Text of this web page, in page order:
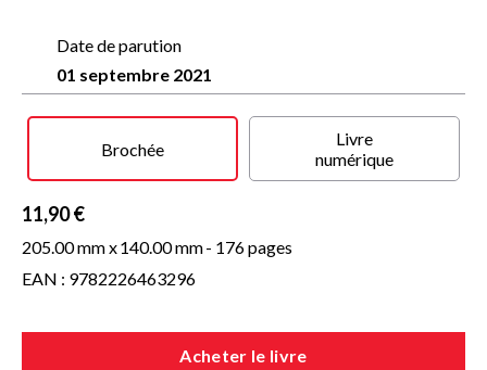
sont les plans des ravisseurs ? Les deux agents n’ont que peu
de temps ! Cette mission risque d’être plus difficile que les
précédentes alors qu’Alice fait d’étonnantes découvertes sur
L’aventure continue !
À partir de 8 ans
Date de parution
01 septembre 2021
Brochée
Livre
numérique
11,90 €
205.00 mm x140.00 mm- 176 pages
EAN : 9782226463296
Acheter le livre